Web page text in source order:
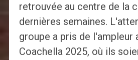
retrouvée au centre de la
dernières semaines.
groupe a pris de l'ampleur
Coachella 2025, où ils